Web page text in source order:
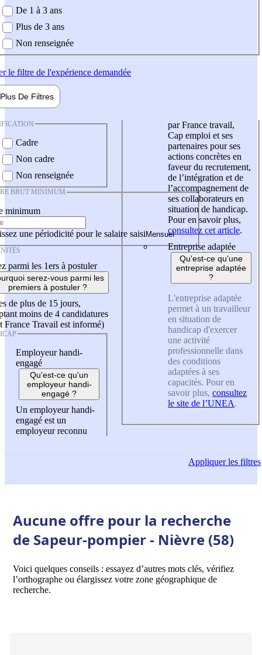
De 1 à 3 ans
Plus de 3 ans
Non renseignée
le filtre de l'expérience demandée
Plus De Filtres
Cadre
Non cadre
Non renseignée
BRUT MINIMUM
minimum
une périodicité pour le salaire saisi
parmi les 1ers à postuler
serez-vous parmi les
premiers à postuler ?
de plus de 15 jours,
moins de 4 candidatures
France Travail est informé)
Employeur handi-
engagé
Qu'est-ce qu'un
employeur handi-
engagé ?
Un employeur handi-
engagé est un
employeur reconnu
par France travail,
Cap emploi et ses
partenaires pour ses
actions concrètes en
faveur du recrutement,
de l’intégration et de
l’accompagnement de
ses collaborateurs en
situation de handicap.
Pour en savoir plus,
consultez cet article.
Entreprise adaptée
Qu'est-ce qu'une
entreprise adaptée
?
L'entreprise adaptée
permet à un travailleur
en situation de
handicap d'exercer
une activité
professionnelle dans
des conditions
adaptées à ses
capacités. Pour en
savoir plus, consultez
le site de l’UNEA.
Appliquerles filtres
Aucune offre pour la recherche
de Sapeur-pompier - Nièvre (58)
Voici quelques conseils : essayez d’autres mots clés, vérifiez
l’orthographe ou élargissez votre zone géographique de
recherche.